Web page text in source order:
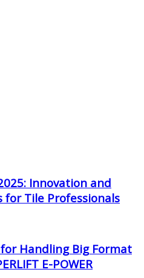
Innovation and
for Tile Professionals
Handling Big Format
E-POWER